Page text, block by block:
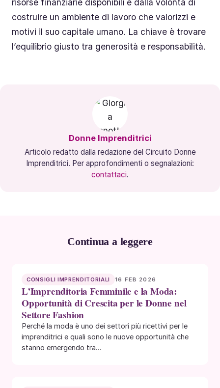
risorse finanziarie disponibili e dalla volontà di
costruire un ambiente di lavoro che valorizzi e
motivi il suo capitale umano. La chiave è trovare
l’equilibrio giusto tra generosità e responsabilità.
Donne Imprenditrici
Articolo redatto dalla redazione del Circuito Donne
Imprenditrici. Per approfondimenti o segnalazioni:
contattaci.
Continua a leggere
CONSIGLI IMPRENDITORIALI 16 FEB 2026
L’Imprenditoria Femminile e la Moda:
Opportunità di Crescita per le Donne nel
Settore Fashion
Perché la moda è uno dei settori più ricettivi per le
imprenditrici e quali sono le nuove opportunità che
stanno emergendo tra…